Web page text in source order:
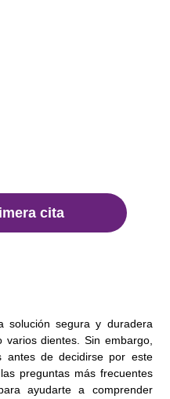
solución segura y duradera
dientes. Sin embargo,
antes de decidirse por este
preguntas más frecuentes
ayudarte a comprender
cita